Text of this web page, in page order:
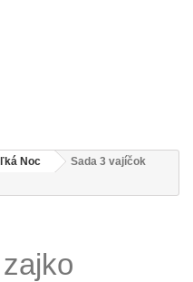
Noc
Sada 3 vajíčok